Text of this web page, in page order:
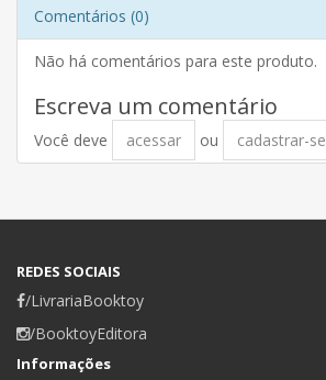
Comentários (0)
Não há comentários para este produto.
Escreva um comentário
Você deve acessar ou cadastrar-se
REDES SOCIAIS
/LivrariaBooktoy
/BooktoyEditora
Informações